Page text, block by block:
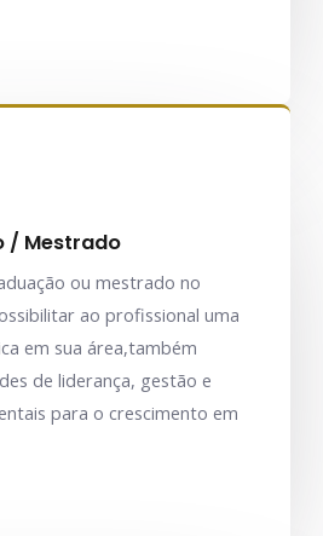
/ Mestrado
ou mestrado no
ao profissional uma
em sua área,também
de liderança, gestão e
para o crescimento em